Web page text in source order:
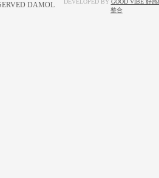
DAMOL
DEVELOPED BY GOOD VIBE 好感
整合